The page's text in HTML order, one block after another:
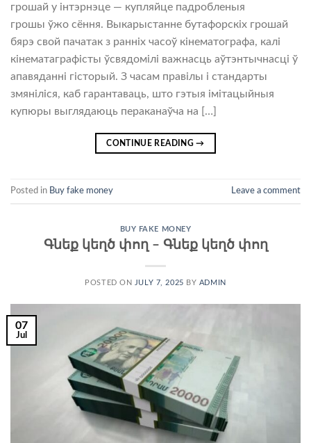
грошай у інтэрнэце — купляйце падробленыя
грошы ўжо сёння. Выкарыстанне бутафорскіх грошай
бярэ свой пачатак з ранніх часоў кінематографа, калі
кінематаграфісты ўсвядомілі важнасць аўтэнтычнасці ў
апавяданні гісторый. З часам правілы і стандарты
змяніліся, каб гарантаваць, што гэтыя імітацыйныя
купюры выглядаюць пераканаўча на […]
CONTINUE READING→
Posted in Buy fake money Leave a comment
BUY FAKE MONEY
Գնեք կեղծ փող – Գնեք կեղծ փող
POSTED ON JULY 7, 2025 BY ADMIN
07
Jul